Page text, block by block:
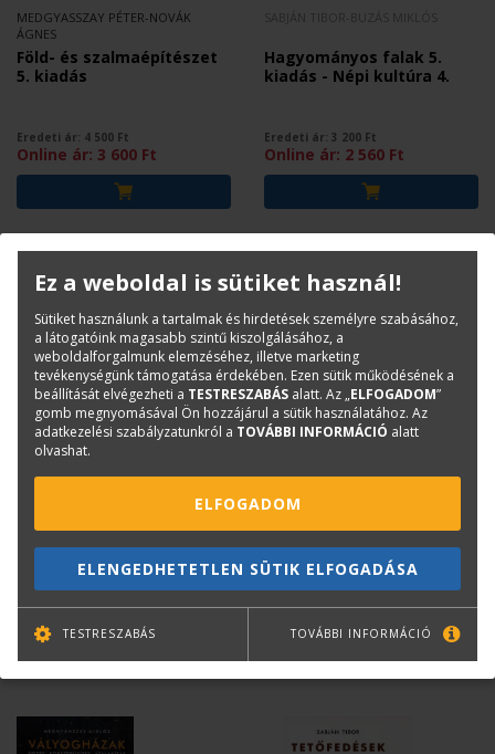
MEDGYASSZAY PÉTER-NOVÁK
ÁGNES
Föld- és szalmaépítészet
5. kiadás
Eredeti ár: 4 500 Ft
Online ár: 3 600 Ft
Hagyományos falak 5.
kiadás - Népi kultúra 4.
Eredeti ár: 3 200 Ft
Online ár: 2 560 Ft
SABJÁN TIBOR
Népi cserépkályhák - Népi
Eredeti ár:3 800Ft
Online ár:3 040Ft
KATALIN- LENGYEL KÁROLY
Öntöttvas kályhák - Népi
Eredeti ár: 3 800Ft
Online ár:3 040Ft
Ez a weboldal is sütiket használ!
Sütiket használunk a tartalmak és hirdetések személyre szabásához,
a látogatóink magasabb szintű kiszolgálásához, a
weboldalforgalmunk elemzéséhez, illetve marketing
tevékenységünk támogatása érdekében. Ezen sütik működésének a
beállítását elvégezheti a TESTRESZABÁS alatt. Az „ELFOGADOM”
gomb megnyomásával Ön hozzájárul a sütik használatához. Az
adatkezelési szabályzatunkról a TOVÁBBI INFORMÁCIÓ alatt
olvashat.
ELFOGADOM
ELENGEDHETETLEN SÜTIK ELFOGADÁSA
TESTRESZABÁS TOVÁBBI INFORMÁCIÓ